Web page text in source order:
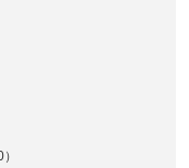
）